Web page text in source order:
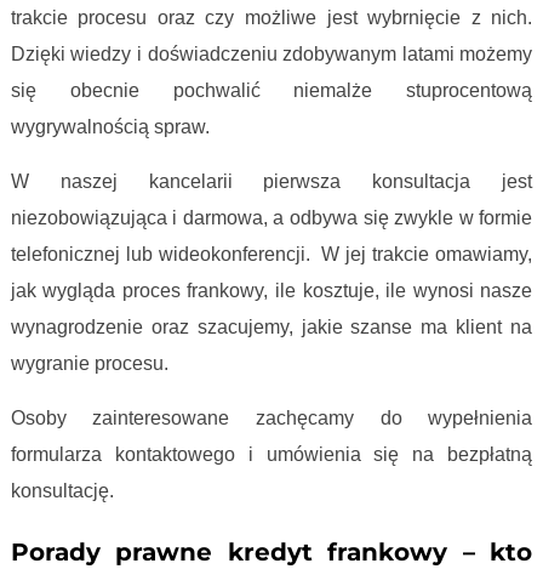
trakcie procesu oraz czy możliwe jest wybrnięcie z nich.
Dzięki wiedzy i doświadczeniu zdobywanym latami możemy
się obecnie pochwalić niemalże stuprocentową
wygrywalnością spraw.
W naszej kancelarii pierwsza konsultacja jest
niezobowiązująca i darmowa, a odbywa się zwykle w formie
telefonicznej lub wideokonferencji. W jej trakcie omawiamy,
jak wygląda proces frankowy, ile kosztuje, ile wynosi nasze
wynagrodzenie oraz szacujemy, jakie szanse ma klient na
wygranie procesu.
Osoby zainteresowane zachęcamy do wypełnienia
formularza kontaktowego i umówienia się na bezpłatną
konsultację.
Porady prawne kredyt frankowy – kto